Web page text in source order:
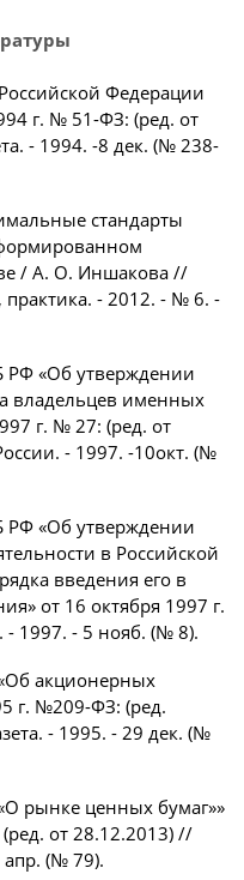
Федерации
г. № 51-ФЗ: (ред. от
- 1994. -8 дек. (№ 238-
стандарты
/ А. О. Иншакова //
- 2012. - № 6. -
РФ «Об утверждении
владельцев именных
г. № 27: (ред. от
- 1997. -10окт. (№
РФ «Об утверждении
в Российской
введения его в
от 16 октября 1997 г.
1997. - 5 нояб. (№ 8).
акционерных
г. №209-ФЗ: (ред.
- 1995. - 29 дек. (№
рынке ценных бумаг»»
от 28.12.2013) //
апр. (№ 79).